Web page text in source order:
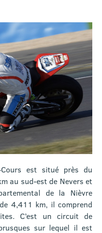
est situé près du
au sud-est de Nevers et
de la Nièvre
4,411 km, il comprend
C’est un circuit de
sur lequel il est